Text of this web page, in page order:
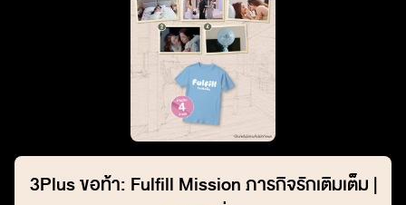
3Plus ขอท้า: Fulfill Mission ภารกิจรักเติมเต็ม |